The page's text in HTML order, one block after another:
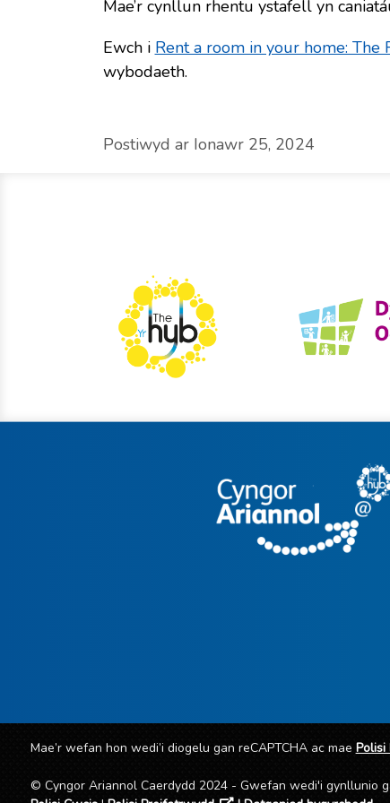
Mae’r cynllun rhentu ystafell yn
Ewch i Rent a room in your home: The
wybodaeth.
Postiwyd ar Ionawr 25, 2024
Mae’r wefan hon wedi’i diogelu gan reCAPTCHA ac mae
© Cyngor Ariannol Caerdydd 2024 - Gwefan wedi'i gynllunio